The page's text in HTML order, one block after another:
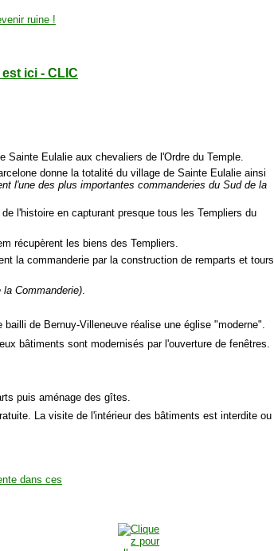
ici - CLIC
Sainte Eulalie aux chevaliers de l'Ordre du Temple.
donne la totalité du village de Sainte Eulalie ainsi
l'une des plus importantes commanderies du Sud de la
l'histoire en capturant presque tous les Templiers du
récupèrent les biens des Templiers.
la commanderie par la construction de remparts et tours
la Commanderie).
bailli de Bernuy-Villeneuve réalise une église "moderne".
bâtiments sont modernisés par l'ouverture de fenêtres.
puis aménage des gîtes.
La visite de l'intérieur des bâtiments est interdite ou